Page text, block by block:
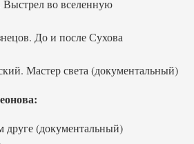
во вселенную
До и после Сухова
Мастер света (документальный)
друге (документальный)